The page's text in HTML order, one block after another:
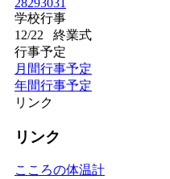
28293031
学校行事
12/22
終業式
行事予定
月間行事予定
年間行事予定
リンク
リンク
こころの体温計